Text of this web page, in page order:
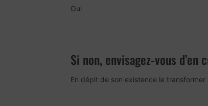
Oui
Si non, envisagez-vous d’en
En dépit de son existence le transformer